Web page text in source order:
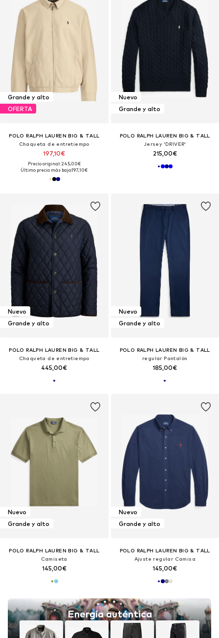
Grande y alto
OFERTA
POLO RALPH LAUREN BIG & TALL
Chaqueta de entretiempo
197,10€
Precio original: 245,00€
Último precio más bajo:197,10€
Nuevo
Grande y alto
POLO RALPH LAUREN BIG & TALL
Jersey 'DRIVER'
215,00€
Nuevo
Grande y alto
POLO RALPH LAUREN BIG & TALL
Chaqueta de entretiempo
445,00€
Nuevo
Grande y alto
POLO RALPH LAUREN BIG & TALL
regular Pantalón
185,00€
Nuevo
Grande y alto
POLO RALPH LAUREN BIG & TALL
Camiseta
145,00€
Energía auténtica
Nuevo
Grande y alto
POLO RALPH LAUREN BIG & TALL
Ajuste regular Camisa
145,00€